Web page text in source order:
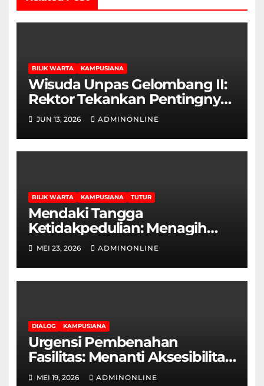
BILIK WARTA KAMPUSIANA
Wisuda Unpas Gelombang II:
Rektor Tekankan Pentingnya
Sertifikasi Keahlian
JUN 13, 2026 ADMINONLINE
BILIK WARTA KAMPUSIANA TUTUR
Mendaki Tangga
Ketidakpedulian: Menagih
Hak Disabilitas yang
Terpasung di Selasar Kampus
MEI 23, 2026 ADMINONLINE
DIALOG KAMPUSIANA
Urgensi Pembenahan
Fasilitas: Menanti Aksesibilitas
Ramah Disabilitas di Gedung
MEI 19, 2026 ADMINONLINE